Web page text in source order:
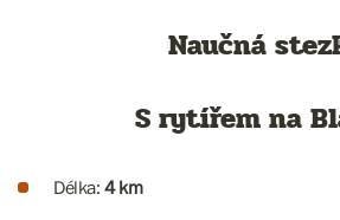
Naučná
S rytířem na
Délka:4 km